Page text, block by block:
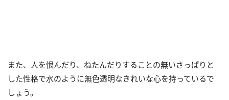
また、人を恨んだり、ねたんだりすることの無いさっぱりと
した性格で水のように無色透明なきれいな心を持っているで
しょう。